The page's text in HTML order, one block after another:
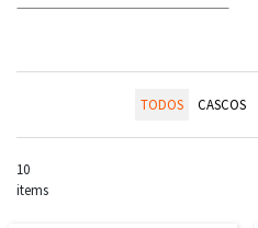
TODOS CASCOS
10
items